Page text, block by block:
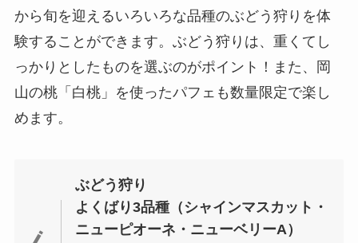
から旬を迎えるいろいろな品種のぶどう狩りを体
験することができます。ぶどう狩りは、重くてし
っかりとしたものを選ぶのがポイント！また、岡
山の桃「白桃」を使ったパフェも数量限定で楽し
めます。
ぶどう狩り
よくばり3品種（シャインマスカット・
ニューピオーネ・ニューベリーA）